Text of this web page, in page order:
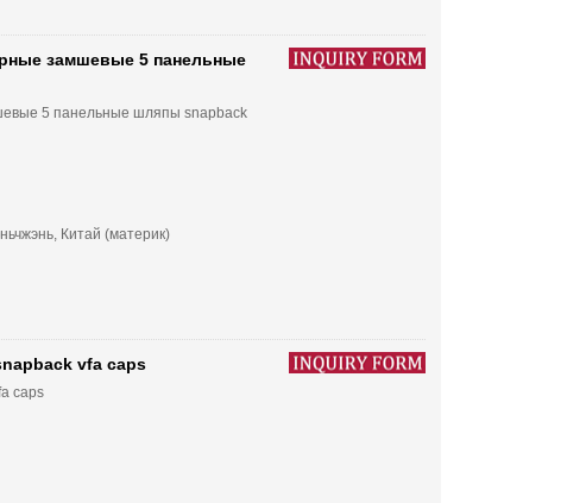
замшевые 5 панельные
5 панельные шляпы snapback
Китай (материк)
vfa caps
caps